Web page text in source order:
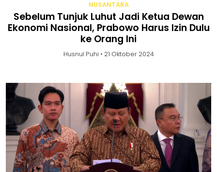
NUSANTARA
Sebelum Tunjuk Luhut Jadi Ketua Dewan
Ekonomi Nasional, Prabowo Harus Izin Dulu
ke Orang Ini
Husnul Puhi • 21 Oktober 2024